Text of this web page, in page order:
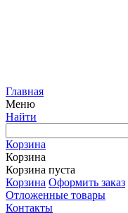
Главная
Меню
Найти
Корзина
Корзина
Корзина пуста
Корзина Оформить заказ
Отложенные товары
Контакты